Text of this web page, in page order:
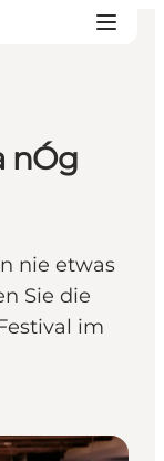
nÓg
nie etwas
Sie die
im